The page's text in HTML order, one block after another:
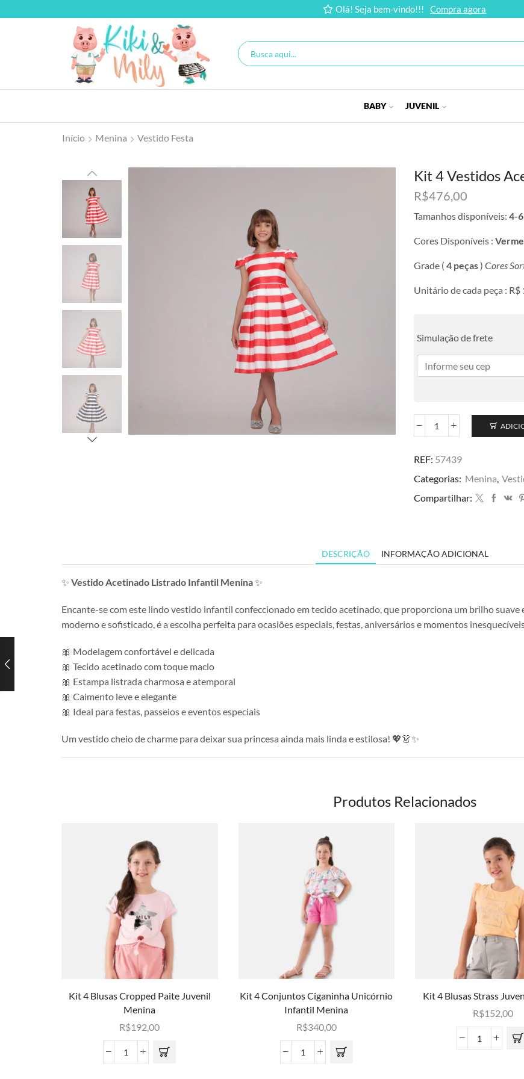
Olá! Seja bem-vindo!!! Compra agora
BABY JUVENIL
Início Menina Vestido Festa
Kit 4 Vestidos
R$476,00
Tamanhos disponíveis: 4-
Cores Disponíveis :
Grade ( 4 peças) Cores
Unitário de cada peça : R$
Simulação de frete
REF: 57439
Categorias: Menina,
Compartilhar:
DESCRIÇÃO INFORMAÇÃO ADICIONAL
✨ Vestido Acetinado Listrado Infantil Menina✨
Encante-se com este lindo vestido infantil confeccionado em tecido acetinado, que proporciona um brilho suave
moderno e sofisticado, é a escolha perfeita para ocasiões especiais, festas, aniversários e momentos
🎀 Modelagem confortável e delicada
🎀 Tecido acetinado com toque macio
🎀 Estampa listrada charmosa e atemporal
🎀 Caimento leve e elegante
🎀 Ideal para festas, passeios e eventos especiais
Um vestido cheio de charme para deixar sua princesa ainda mais linda e estilosa! 💖👗✨
Produtos Relacionados
Kit 4 Blusas Cropped Paite Juvenil
Menina
R$192,00
Kit 4 Conjuntos Ciganinha Unicórnio
Infantil Menina
R$340,00
Kit 4 Blusas Strass
R$152,00